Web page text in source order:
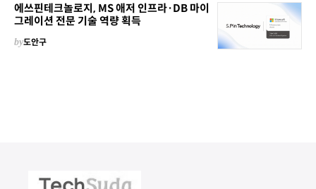
에쓰핀테크놀로지, MS 애저 인프라·DB 마이
그레이션 전문 기술 역량 획득
by도안구